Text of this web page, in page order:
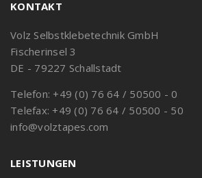
KONTAKT
Volz Selbstklebetechnik GmbH
Fischerinsel 3
DE - 79227 Schallstadt
Telefon: +49 (0) 76 64 / 50500 - 0
Telefax: +49 (0) 76 64 / 50500 - 50
info@volztapes.com
LEISTUNGEN